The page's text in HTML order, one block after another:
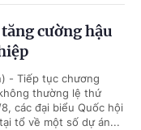
cường hậu
- Tiếp tục chương
thường lệ thứ
các đại biểu Quốc hội
tổ về một số dự án...